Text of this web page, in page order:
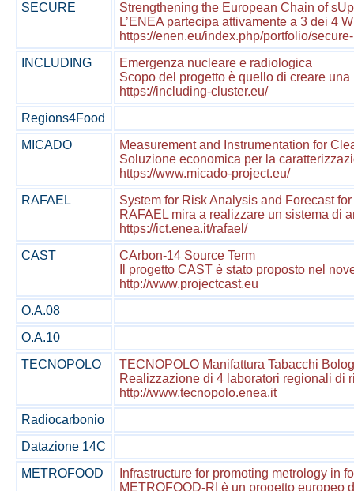
SECURE
Strengthening the European Chain of
L’ENEA partecipa attivamente a 3 dei 4
https://enen.eu/index.php/portfolio/
INCLUDING
Emergenza nucleare e radiologica
Scopo del progetto è quello di creare
https://including-cluster.eu/
Regions4Food
MICADO
Measurement and Instrumentation for
Soluzione economica per la
https://www.micado-project.eu/
RAFAEL
System for Risk Analysis and Forecast
RAFAEL mira a realizzare un sistema di
https://ict.enea.it/rafael/
CAST
CArbon-14 Source Term
Il progetto CAST è stato proposto nel
http://www.projectcast.eu
O.A.08
O.A.10
TECNOPOLO
TECNOPOLO Manifattura Tabacchi
Realizzazione di 4 laboratori regionali di
http://www.tecnopolo.enea.it
Radiocarbonio
Datazione 14C
METROFOOD
Infrastructure for promoting metrology in
METROFOOD-RI è un progetto europeo